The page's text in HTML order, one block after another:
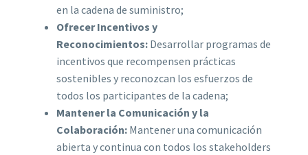
en la cadena de suministro;
Ofrecer Incentivos y
Reconocimientos: Desarrollar programas de
incentivos que recompensen prácticas
sostenibles y reconozcan los esfuerzos de
todos los participantes de la cadena;
Mantener la Comunicación y la
Colaboración: Mantener una comunicación
abierta y continua con todos los stakeholders